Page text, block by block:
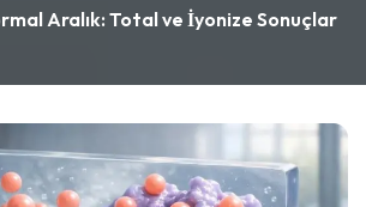
Aralık: Total ve İyonize Sonuçlar